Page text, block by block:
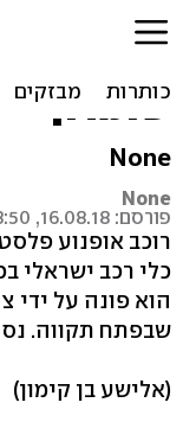
רוכב
קשה
שומרון
None
None
פורסם: 16.08.18, 08:50
רוכב אופנוע
הוא פונה על ידי
שבפתח תקווה.
(אלישע בן קימון)